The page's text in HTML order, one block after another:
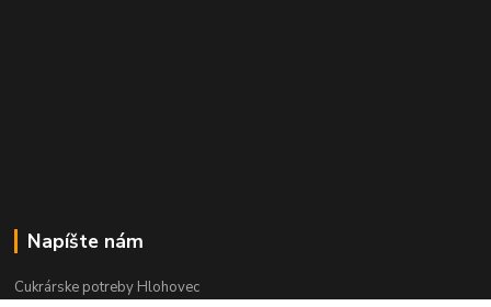
Napíšte nám
Cukrárske potreby Hlohovec